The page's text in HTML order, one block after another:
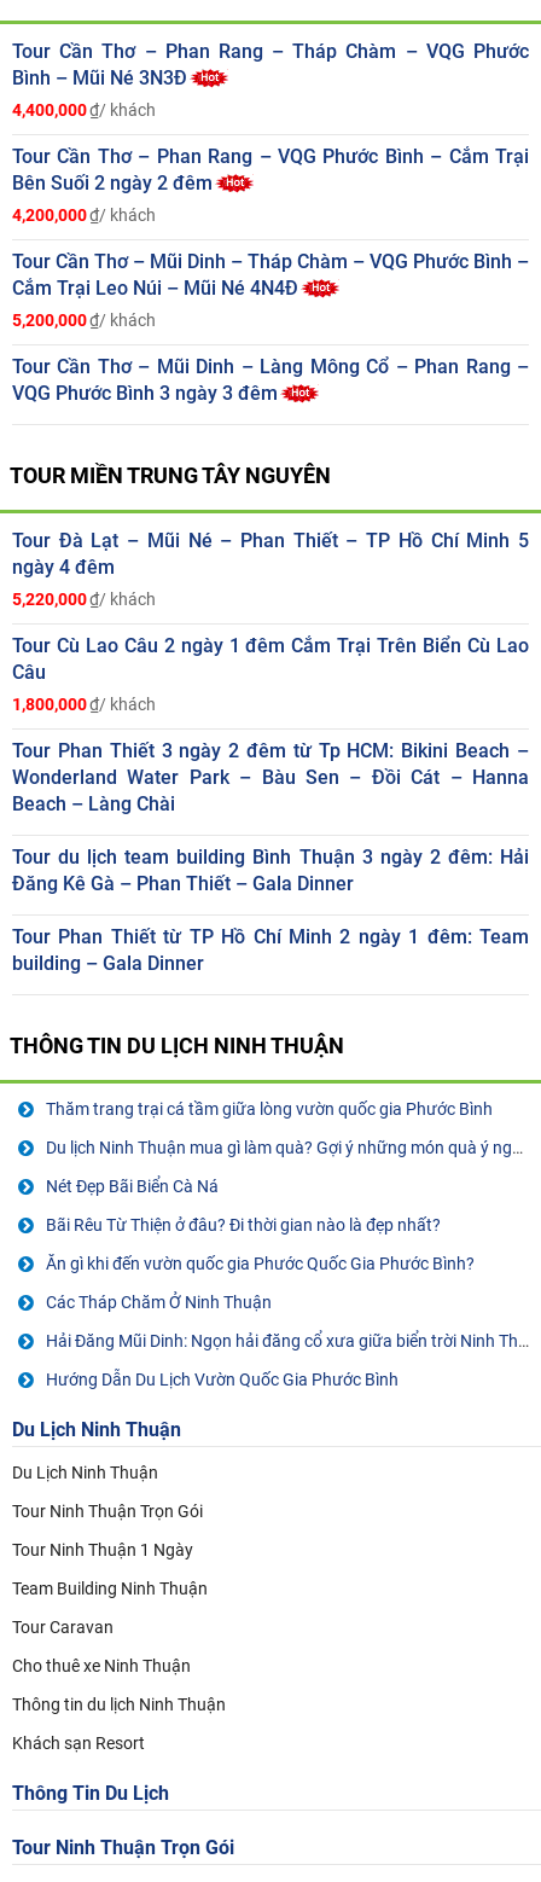
Tour Cần Thơ – Phan Rang – Tháp Chàm – VQG Phước
Bình – Mũi Né 3N3Đ
4,400,000₫/ khách
Tour Cần Thơ – Phan Rang – VQG Phước Bình – Cắm Trại
Bên Suối 2 ngày 2 đêm
4,200,000₫/ khách
Tour Cần Thơ – Mũi Dinh – Tháp Chàm – VQG Phước Bình –
Cắm Trại Leo Núi – Mũi Né 4N4Đ
5,200,000₫/ khách
Tour Cần Thơ – Mũi Dinh – Làng Mông Cổ – Phan Rang –
VQG Phước Bình 3 ngày 3 đêm
TOUR MIỀN TRUNG TÂY NGUYÊN
Tour Đà Lạt – Mũi Né – Phan Thiết – TP Hồ Chí Minh 5
ngày 4 đêm
5,220,000₫/ khách
Tour Cù Lao Câu 2 ngày 1 đêm Cắm Trại Trên Biển Cù Lao
Câu
1,800,000₫/ khách
Tour Phan Thiết 3 ngày 2 đêm từ Tp HCM: Bikini Beach –
Wonderland Water Park – Bàu Sen – Đồi Cát – Hanna
Beach – Làng Chài
Tour du lịch team building Bình Thuận 3 ngày 2 đêm: Hải
Đăng Kê Gà – Phan Thiết – Gala Dinner
Tour Phan Thiết từ TP Hồ Chí Minh 2 ngày 1 đêm: Team
building – Gala Dinner
THÔNG TIN DU LỊCH NINH THUẬN
Thăm trang trại cá tầm giữa lòng vườn quốc gia Phước Bình
Du lịch Ninh Thuận mua gì làm quà? Gợi ý những món quà ý nghĩa
Nét Đẹp Bãi Biển Cà Ná
Bãi Rêu Từ Thiện ở đâu? Đi thời gian nào là đẹp nhất?
Ăn gì khi đến vườn quốc gia Phước Quốc Gia Phước Bình?
Các Tháp Chăm Ở Ninh Thuận
Hải Đăng Mũi Dinh: Ngọn hải đăng cổ xưa giữa biển trời Ninh Thuận
Hướng Dẫn Du Lịch Vườn Quốc Gia Phước Bình
Du Lịch Ninh Thuận
Du Lịch Ninh Thuận
Tour Ninh Thuận Trọn Gói
Tour Ninh Thuận 1 Ngày
Team Building Ninh Thuận
Tour Caravan
Cho thuê xe Ninh Thuận
Thông tin du lịch Ninh Thuận
Khách sạn Resort
Thông Tin Du Lịch
Tour Ninh Thuận Trọn Gói